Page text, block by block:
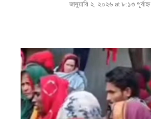
জানুয়ারি ২, ২০২৬ at ৮:১৩ পূর্বাহ্ণ